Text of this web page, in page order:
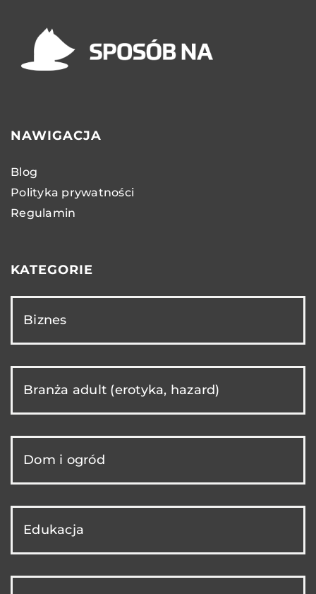
NAWIGACJA
Blog
Polityka prywatności
Regulamin
KATEGORIE
Biznes
Branża adult (erotyka, hazard)
Dom i ogród
Edukacja